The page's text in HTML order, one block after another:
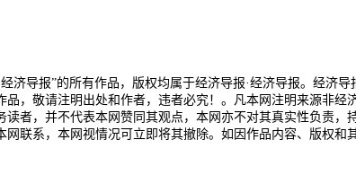
济导报”的所有作品，版权均属于经济导报·经济导报。经济导
，敬请注明出处和作者，违者必究！。凡本网注明来源非经
者，并不代表本网赞同其观点，本网亦不对其真实性负责，
联系，本网视情况可立即将其撤除。如因作品内容、版权和